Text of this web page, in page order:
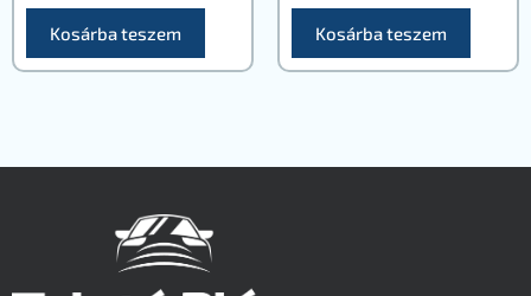
Kosárba teszem Kosárba teszem